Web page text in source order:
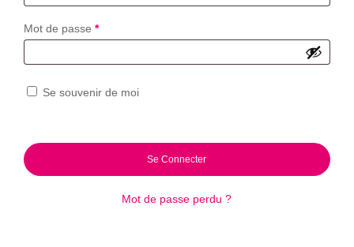
Mot de passe *Obligatoire
Se souvenir de moi
Se Connecter
Mot de passe perdu ?